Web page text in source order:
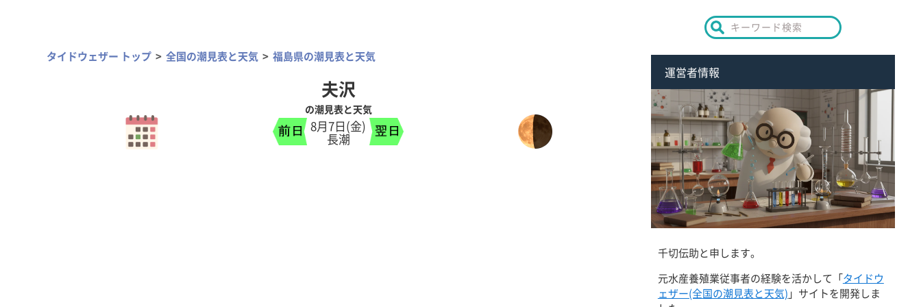
タイドウェザー トップ 全国の潮見表と天気 福島県の潮見表と天気
夫沢
の潮見表と天気
8月7日(金)
長潮
運営者情報
千切伝助と申します。
元水産養殖業従事者の経験を活かして「タイドウ
ェザー(全国の潮見表と天気)」サイトを開発しま